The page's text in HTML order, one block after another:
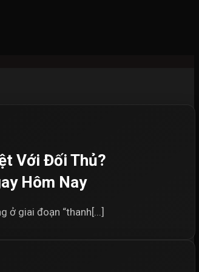
Với Đối Thủ?
Hôm Nay
ở giai đoạn “thanh[...]